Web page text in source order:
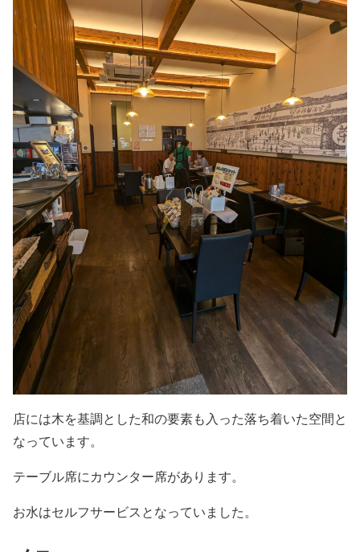
店には木を基調とした和の要素も入った落ち着いた空間と
なっています。
テーブル席にカウンター席があります。
お水はセルフサービスとなっていました。